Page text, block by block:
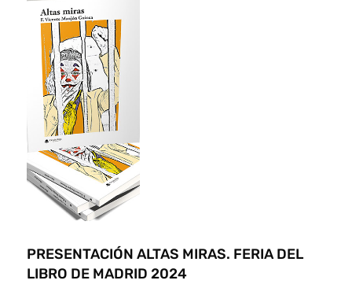
PRESENTACIÓN ALTAS MIRAS. FERIA DEL
LIBRO DE MADRID 2024